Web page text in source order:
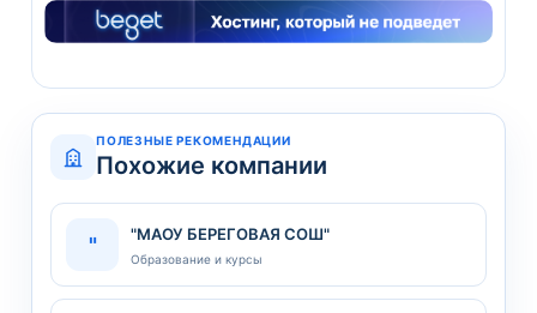
ПОЛЕЗНЫЕ РЕКОМЕНДАЦИИ
Похожие компании
" "МАОУ БЕРЕГОВАЯ СОШ"
Образование и курсы